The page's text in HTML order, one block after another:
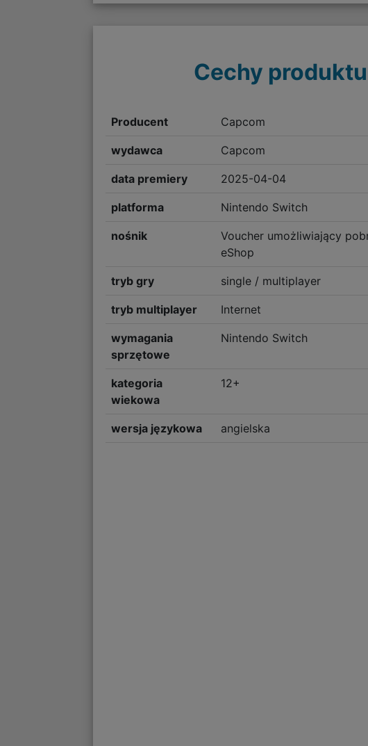
Cechy produktu
Producent Capcom
wydawca Capcom
data premiery 2025-04-04
platforma Nintendo Switch
nośnik
Voucher umożliwiający
eShop
tryb gry single / multiplayer
tryb multiplayer Internet
wymagania
sprzętowe
Nintendo Switch
kategoria
wiekowa
12+
wersja językowa angielska